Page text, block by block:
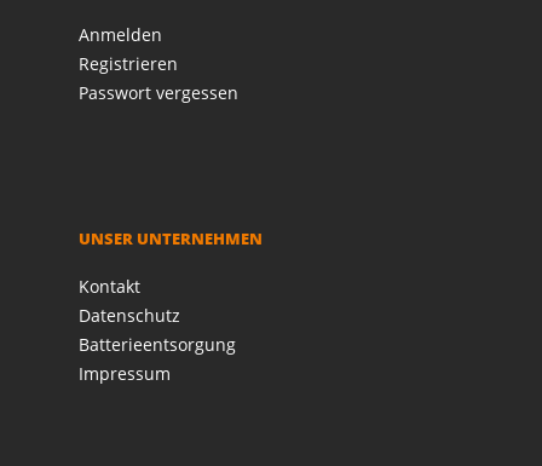
Anmelden
Registrieren
Passwort vergessen
UNSER UNTERNEHMEN
Kontakt
Datenschutz
Batterieentsorgung
Impressum